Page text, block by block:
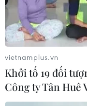
vietnamplus.vn
Khởi tố 19 đối
Công ty Tân Huê